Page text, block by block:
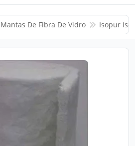
De Fibra De Vidro Isopur